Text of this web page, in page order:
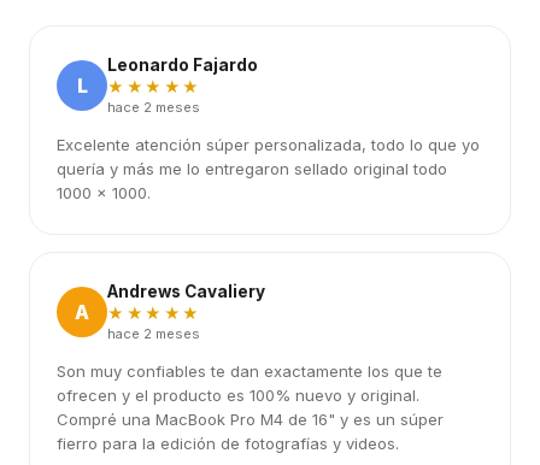
L
Leonardo Fajardo
★★★★★
hace 2 meses
Excelente atención súper personalizada, todo lo que yo
quería y más me lo entregaron sellado original todo
1000 x 1000.
A
Andrews Cavaliery
★★★★★
hace 2 meses
Son muy confiables te dan exactamente los que te
ofrecen y el producto es 100% nuevo y original.
Compré una MacBook Pro M4 de 16" y es un súper
fierro para la edición de fotografías y videos.